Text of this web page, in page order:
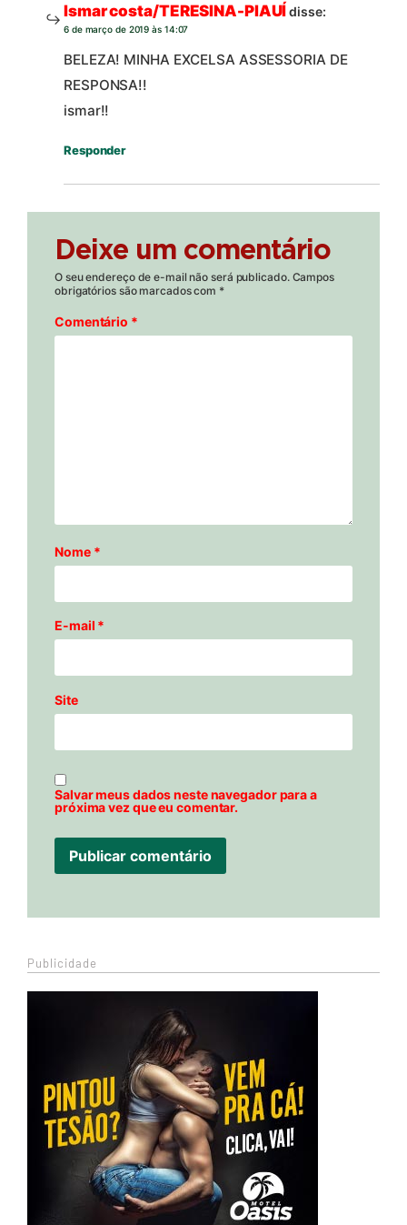
Ismar costa/TERESINA-PIAUÍdisse:
6 de março de 2019 às 14:07
BELEZA! MINHA EXCELSA ASSESSORIA DE
RESPONSA!!
ismar!!
Responder
Deixe um comentário
O seu endereço de e-mail não será publicado. Campos
obrigatórios são marcados com *
Comentário *
Nome *
E-mail *
Site
Salvar meus dados neste navegador para a
próxima vez que eu comentar.
Publicidade